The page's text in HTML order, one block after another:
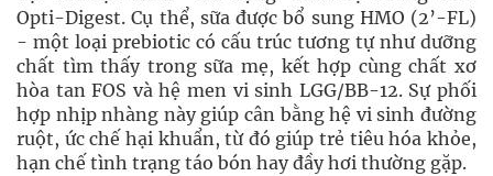
Opti-Digest. Cụ thể, sữa được bổ sung HMO (2’-FL)
- một loại prebiotic có cấu trúc tương tự như dưỡng
chất tìm thấy trong sữa mẹ, kết hợp cùng chất xơ
hòa tan FOS và hệ men vi sinh LGG/BB-12. Sự phối
hợp nhịp nhàng này giúp cân bằng hệ vi sinh đường
ruột, ức chế hại khuẩn, từ đó giúp trẻ tiêu hóa khỏe,
hạn chế tình trạng táo bón hay đầy hơi thường gặp.